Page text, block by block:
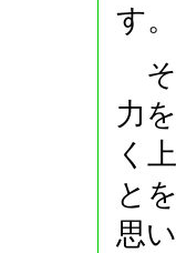
す。
そ
力
く
と
思